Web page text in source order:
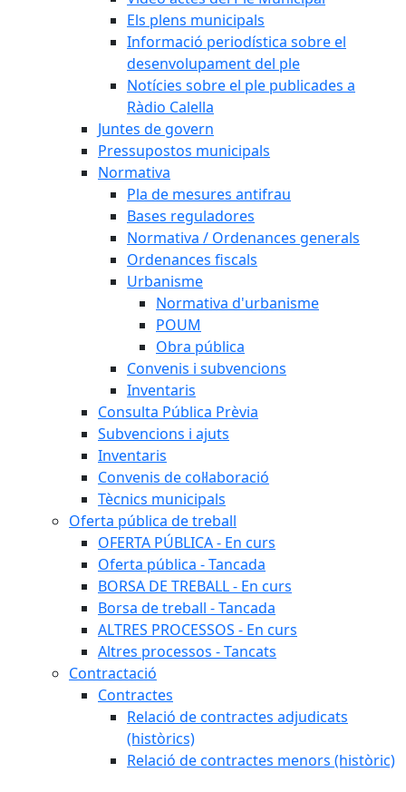
Els plens municipals
Informació periodística sobre el
desenvolupament del ple
Notícies sobre el ple publicades a
Ràdio Calella
Juntes de govern
Pressupostos municipals
Normativa
Pla de mesures antifrau
Bases reguladores
Normativa / Ordenances generals
Ordenances fiscals
Urbanisme
Normativa d'urbanisme
POUM
Obra pública
Convenis i subvencions
Inventaris
Consulta Pública Prèvia
Subvencions i ajuts
Inventaris
Convenis de col·laboració
Tècnics municipals
Oferta pública de treball
OFERTA PÚBLICA - En curs
Oferta pública - Tancada
BORSA DE TREBALL - En curs
Borsa de treball - Tancada
ALTRES PROCESSOS - En curs
Altres processos - Tancats
Contractació
Contractes
Relació de contractes adjudicats
(històrics)
Relació de contractes menors (històric)